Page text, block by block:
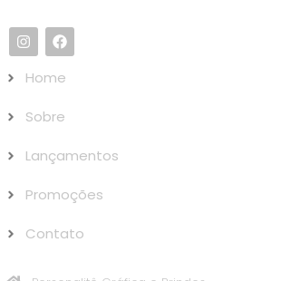
Home
Sobre
Lançamentos
Promoções
Contato